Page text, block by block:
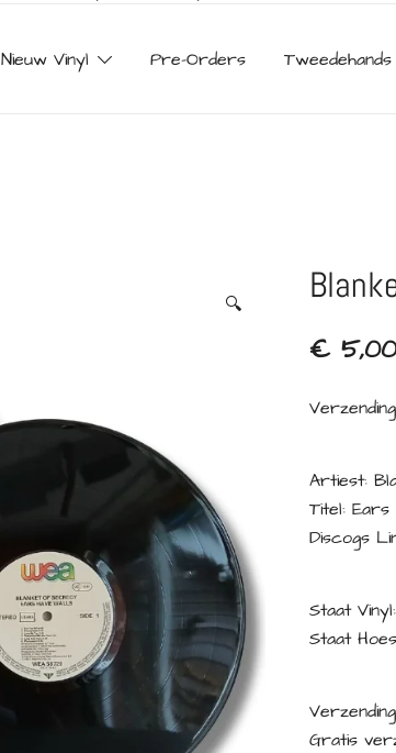
Nieuw Vinyl Pre-Orders Tweedehands
🔍
€5,00
Verzending
Artiest:
Titel: Ears
Discogs
Staat
Staat
Gratis